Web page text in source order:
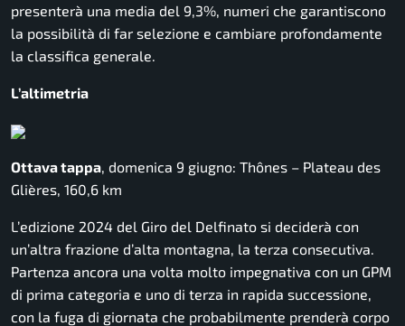
presenterà una media del 9,3%, numeri che garantiscono
la possibilità di far selezione e cambiare profondamente
la classifica generale.
L’altimetria
Ottava tappa , domenica 9 giugno: Thônes – Plateau des
Glières, 160,6 km
L’edizione 2024 del Giro del Delfinato si deciderà con
un’altra frazione d’alta montagna, la terza consecutiva.
Partenza ancora una volta molto impegnativa con un GPM
di prima categoria e uno di terza in rapida successione,
con la fuga di giornata che probabilmente prenderà corpo